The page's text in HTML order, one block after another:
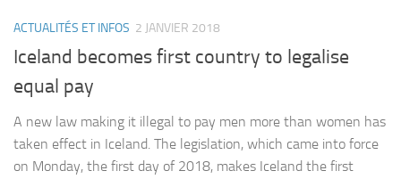
ACTUALITÉS ET INFOS 2 JANVIER 2018
Iceland becomes first country to legalise
equal pay
A new law making it illegal to pay men more than women has
taken effect in Iceland. The legislation, which came into force
on Monday, the first day of 2018, makes Iceland the first